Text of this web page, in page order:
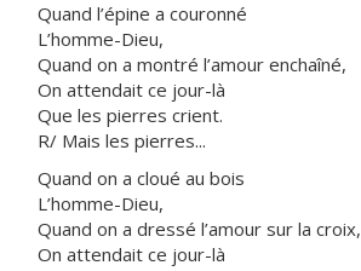
Quand l’épine a couronné
L’homme-Dieu,
Quand on a montré l’amour enchaîné,
On attendait ce jour-là
Que les pierres crient.
R/ Mais les pierres...
Quand on a cloué au bois
L’homme-Dieu,
Quand on a dressé l’amour sur la croix,
On attendait ce jour-là